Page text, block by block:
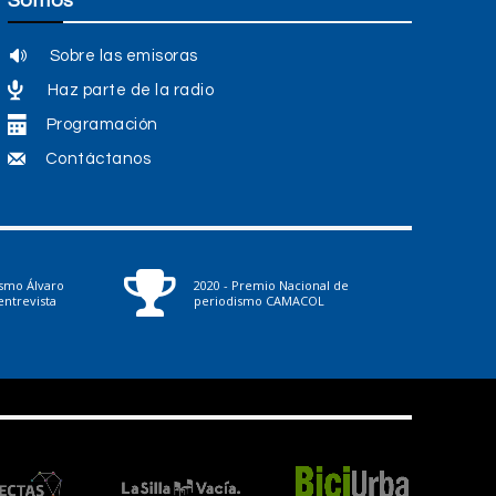
Sobre las emisoras
Haz parte de la radio
Programación
Contáctanos
Álvaro
2020 - Premio Nacional de
periodismo CAMACOL